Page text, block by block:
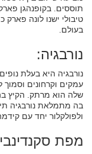
תוססים. בקופנהגן
טיבולי ישנו לונה
בעולם.
נורבגיה:
נורבגיה היא בעלת
עמקים וקרחונים
שלה הוא מרתק. הקיץ
בה מתמלאת נורבגיה
ולפולקלור יחד עם
מפת